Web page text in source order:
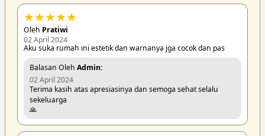
★★★★★
Oleh Pratiwi
02 April 2024
Aku suka rumah ini estetik dan warnanya jga cocok dan pas
Balasan Oleh Admin:
02 April 2024
Terima kasih atas apresiasinya dan semoga sehat selalu
sekeluarga
🙏